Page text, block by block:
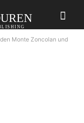
Monte Zoncolan und